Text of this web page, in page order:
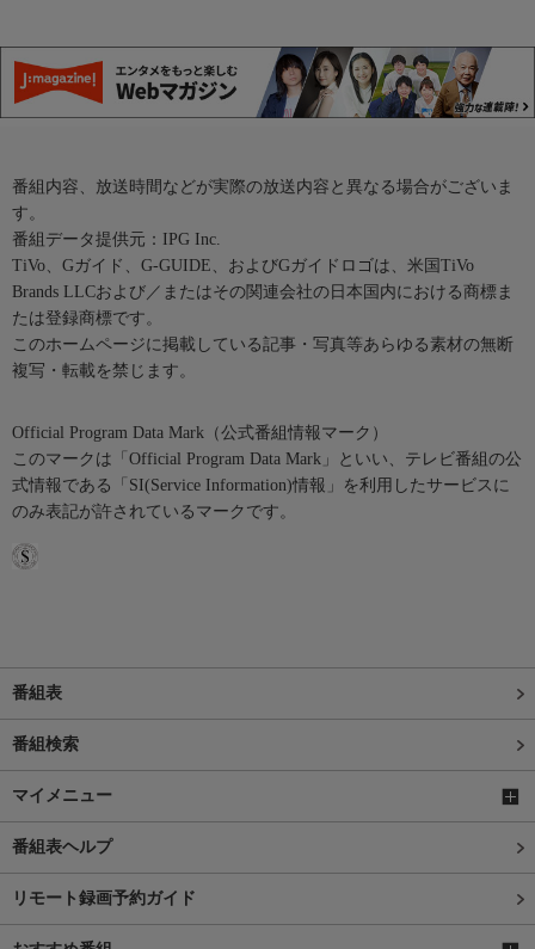
番組内容、放送時間などが実際の放送内容と異なる場合がございま
す。
番組データ提供元：IPG Inc.
TiVo、Gガイド、G-GUIDE、およびGガイドロゴは、米国TiVo
Brands LLCおよび／またはその関連会社の日本国内における商標ま
たは登録商標です。
このホームページに掲載している記事・写真等あらゆる素材の無断
複写・転載を禁じます。
Official Program Data Mark（公式番組情報マーク）
このマークは「Official Program Data Mark」といい、テレビ番組の公
式情報である「SI(Service Information)情報」を利用したサービスに
のみ表記が許されているマークです。
番組表
番組検索
マイメニュー
番組表ヘルプ
リモート録画予約ガイド